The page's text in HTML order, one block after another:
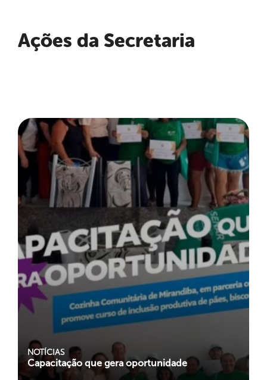
Ações da Secretaria
NOTÍCIAS
Capacitação que gera oportunidade